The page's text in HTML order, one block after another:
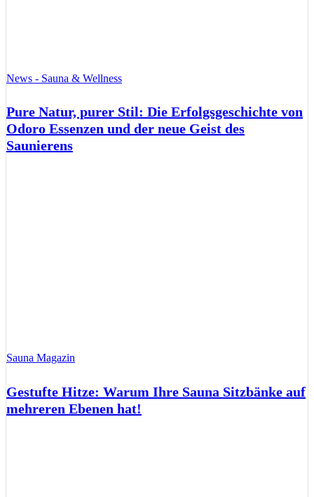
News - Sauna & Wellness
Pure Natur, purer Stil: Die Erfolgsgeschichte von
Odoro Essenzen und der neue Geist des
Saunierens
Sauna Magazin
Gestufte Hitze: Warum Ihre Sauna Sitzbänke auf
mehreren Ebenen hat!